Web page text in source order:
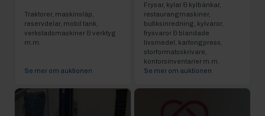
Traktorer, maskinsläp,
reservdelar, mobil tank,
verkstadsmaskiner & verktyg
m.m.
Se mer om auktionen
Frysar, kylar & kylbänkar,
restaurangmaskiner,
butiksinredning, kylvaror,
frysvaror & blandade
livsmedel, kartongpress,
storformatsskrivare,
kontorsinventarier m.m.
Se mer om auktionen